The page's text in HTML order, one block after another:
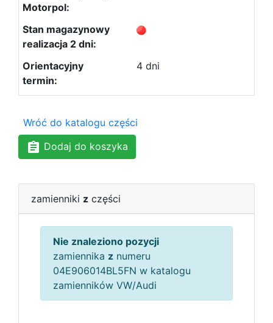
4 dni
Wróć do katalogu części
Dodaj do koszyka
zamienniki z części
Nie znaleziono pozycji
zamiennika z numeru
04E906014BL5FN w katalogu
zamienników VW/Audi